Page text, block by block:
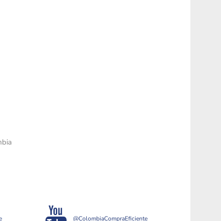
@ColombiaCompraEficiente